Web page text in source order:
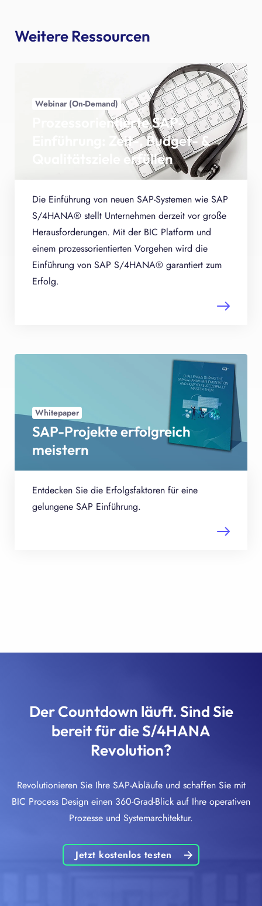
Weitere Ressourcen
Webinar (On-Demand)
Prozessorientierte SAP-
Einführung: Zeit-, Budget- &
Qualitätsziele erfüllen
Die Einführung von neuen SAP-Systemen wie SAP
S/4HANA® stellt Unternehmen derzeit vor große
Herausforderungen. Mit der BIC Platform und
einem prozessorientierten Vorgehen wird die
Einführung von SAP S/4HANA® garantiert zum
Erfolg.
Whitepaper
SAP-Projekte erfolgreich
meistern
Entdecken Sie die Erfolgsfaktoren für eine
gelungene SAP Einführung.
Der Countdown läuft. Sind Sie
bereit für die S/4HANA
Revolution?
Revolutionieren Sie Ihre SAP-Abläufe und schaffen Sie mit
BIC Process Design einen 360-Grad-Blick auf Ihre operativen
Prozesse und Systemarchitektur.
Jetzt kostenlos testen